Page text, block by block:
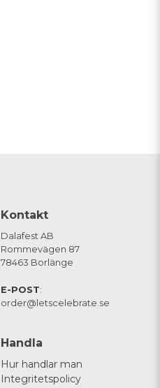
Kontakt
Dalafest AB
Rommevägen 87
78463 Borlänge
E-POST:
order@letscelebrate.se
Handla
Hur handlar man
Integritetspolicy